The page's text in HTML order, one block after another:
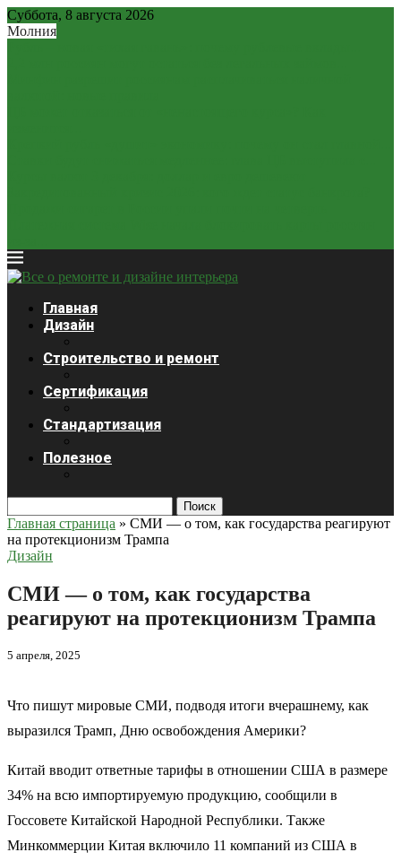
Суббота, 8 августа 2026
Молния
Главная
Дизайн
Строительство и ремонт
Сертификация
Стандартизация
Полезное
Поиск
Главная страница » СМИ — о том, как государства реагируют
на протекционизм Трампа
Дизайн
СМИ — о том, как государства
реагируют на протекционизм Трампа
5 апреля, 2025
Что пишут мировые СМИ, подводя итоги вчерашнему, как
выразился Трамп, Дню освобождения Америки?
Китай вводит ответные тарифы в отношении США в размере
34% на всю импортируемую продукцию, сообщили в
Госсовете Китайской Народной Республики. Также
Минкоммерции Китая включило 11 компаний из США в